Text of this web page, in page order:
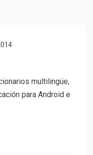
multilingüe,
para Android e